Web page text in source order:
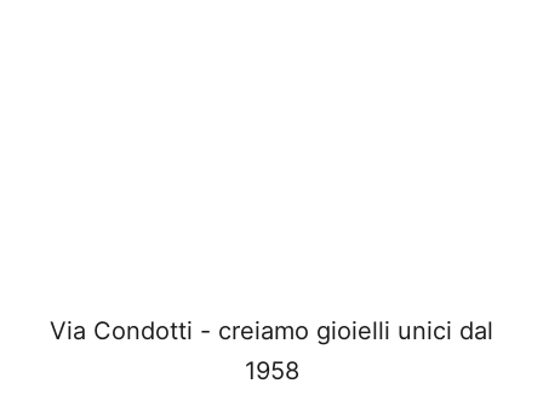
Via Condotti - creiamo gioielli unici dal
1958